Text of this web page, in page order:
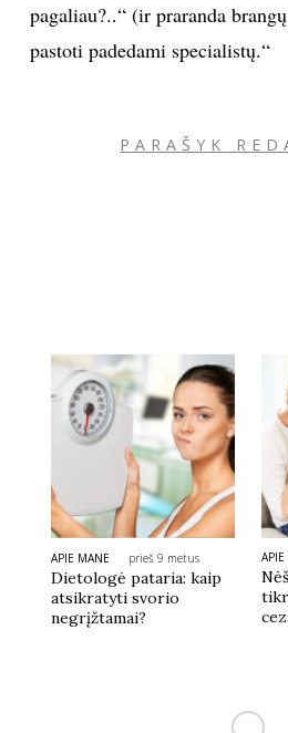
pagaliau?..“ (ir praranda
pastoti padedami specialistų.“
PARAŠYK
APIE MANE prieš 9 metus
Dietologė pataria: kaip
atsikratyti svorio
negrįžtamai?